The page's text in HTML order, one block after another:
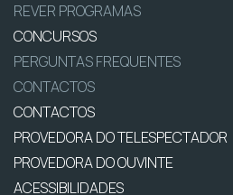
REVER PROGRAMAS
CONCURSOS
PERGUNTAS FREQUENTES
CONTACTOS
CONTACTOS
PROVEDORA DO TELESPECTADOR
PROVEDORA DO OUVINTE
ACESSIBILIDADES